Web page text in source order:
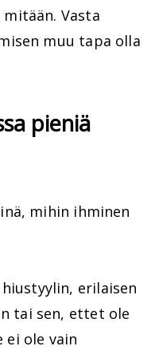
Vasta
muu tapa olla
pieniä
mihin ihminen
erilaisen
tai sen, ettet ole
ei ole vain